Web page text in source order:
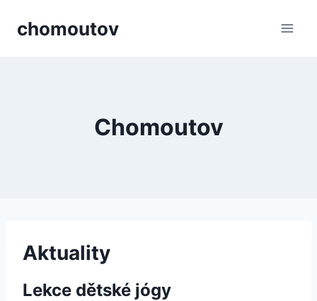
chomoutov
Chomoutov
Aktuality
Lekce dětské jógy